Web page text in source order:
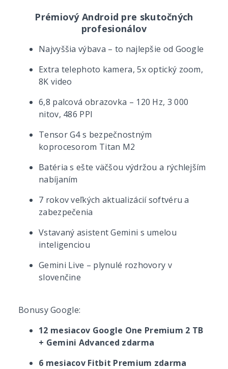
Prémiový Android pre skutočných
profesionálov
Najvyššia výbava – to najlepšie od Google
Extra telephoto kamera, 5x optický zoom,
8K video
6,8 palcová obrazovka – 120 Hz, 3 000
nitov, 486 PPI
Tensor G4 s bezpečnostným
koprocesorom Titan M2
Batéria s ešte väčšou výdržou a rýchlejším
nabíjaním
7 rokov veľkých aktualizácií softvéru a
zabezpečenia
Vstavaný asistent Gemini s umelou
inteligenciou
Gemini Live – plynulé rozhovory v
slovenčine
Bonusy Google:
12 mesiacov Google One Premium 2 TB
+ Gemini Advanced zdarma
6 mesiacov Fitbit Premium zdarma